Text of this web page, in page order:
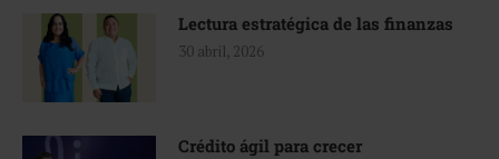
Lectura estratégica de las finanzas
30 abril, 2026
Crédito ágil para crecer